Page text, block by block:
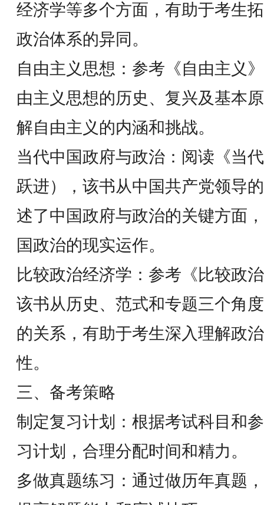
经济学等多个方面，有助于考生
政治体系的异同。
自由主义思想：参考《自由主义
由主义思想的历史、复兴及基本
解自由主义的内涵和挑战。
当代中国政府与政治：阅读《当
跃进），该书从中国共产党领导
述了中国政府与政治的关键方面
国政治的现实运作。
比较政治经济学：参考《比较政
该书从历史、范式和专题三个角
的关系，有助于考生深入理解政
性。
三、备考策略
制定复习计划：根据考试科目和
习计划，合理分配时间和精力。
多做真题练习：通过做历年真题